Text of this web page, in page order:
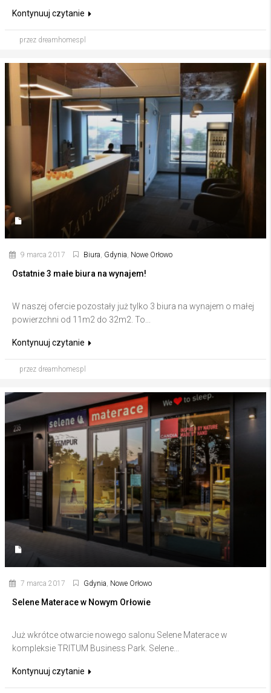
Kontynuuj czytanie
przez dreamhomespl
9 marca 2017 Biura, Gdynia, Nowe Orłowo
Ostatnie 3 małe biura na wynajem!
W naszej ofercie pozostały już tylko 3 biura na wynajem o małej
powierzchni od 11m2 do 32m2. To...
Kontynuuj czytanie
przez dreamhomespl
7 marca 2017 Gdynia, Nowe Orłowo
Selene Materace w Nowym Orłowie
Już wkrótce otwarcie nowego salonu Selene Materace w
kompleksie TRITUM Business Park. Selene...
Kontynuuj czytanie